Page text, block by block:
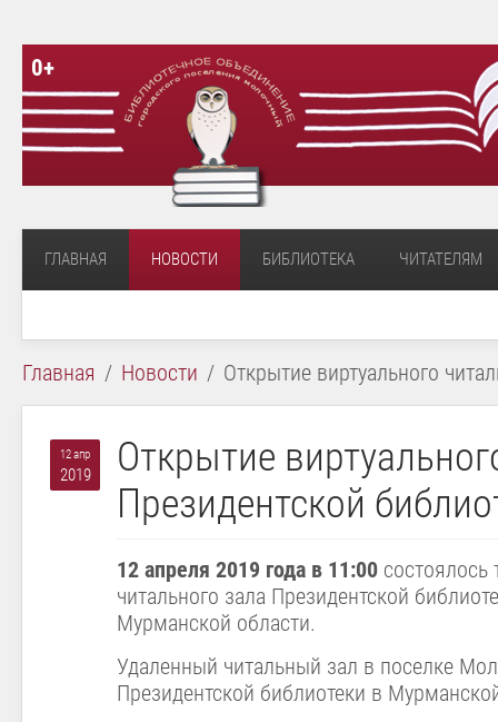
0+
ГЛАВНАЯ НОВОСТИ БИБЛИОТЕКА ЧИТАТЕЛЯМ
Главная Новости Открытие виртуального
12 апр
2019
Открытие
Президентской
12 апреля 2019 года в 11:00 состоялось
читального зала Президентской
Мурманской области.
Удаленный читальный зал в поселке
Президентской библиотеки в